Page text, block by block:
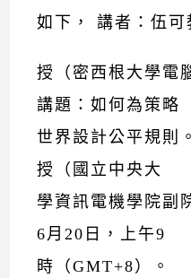
如下， 講者：伍可
授（密西根大學電
講題：如何為策略
世界設計公平規則
授（國立中央大
學資訊電機學院副
6月20日，上午9
時（GMT+8）。